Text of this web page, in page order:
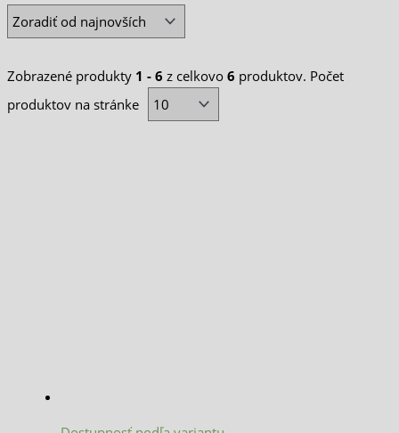
Zobrazené produkty 1 - 6 z celkovo 6 produktov. Počet
produktov na stránke